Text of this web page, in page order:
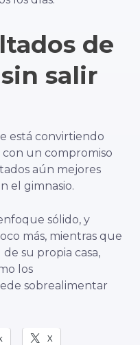
de
salir
está convirtiendo
un compromiso
aún mejores
el gimnasio.
sólido, y
más, mientras que
su propia casa,
los
sobrealimentar
X